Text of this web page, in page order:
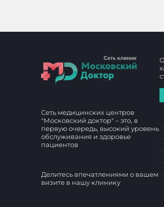
Сеть медицинских центров
"Московский доктор" – это, в
первую очередь, высокий уровень
обслуживания и здоровье
пациентов
Делитесь впечатлениями о вашем
визите в нашу клинику